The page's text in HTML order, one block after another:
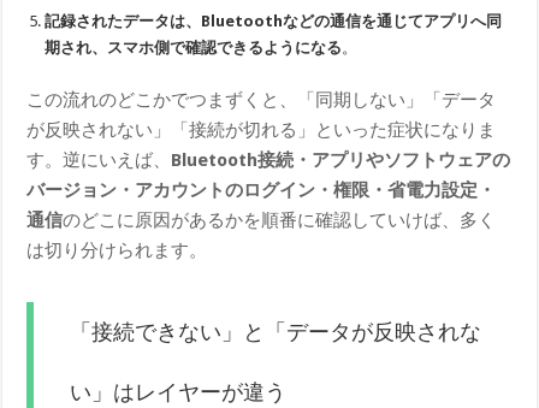
記録されたデータは、Bluetoothなどの通信を通じてアプリへ同
期され、スマホ側で確認できるようになる 。
この流れのどこかでつまずくと、「同期しない」「データ
が反映されない」「接続が切れる」といった症状になりま
す。逆にいえば、 Bluetooth接続・アプリやソフトウェアの
バージョン・アカウントのログイン・権限・省電力設定・
通信のどこに原因があるかを順番に確認していけば、多く
は切り分けられます。
「接続できない」と「データが反映されな
い」はレイヤーが違う